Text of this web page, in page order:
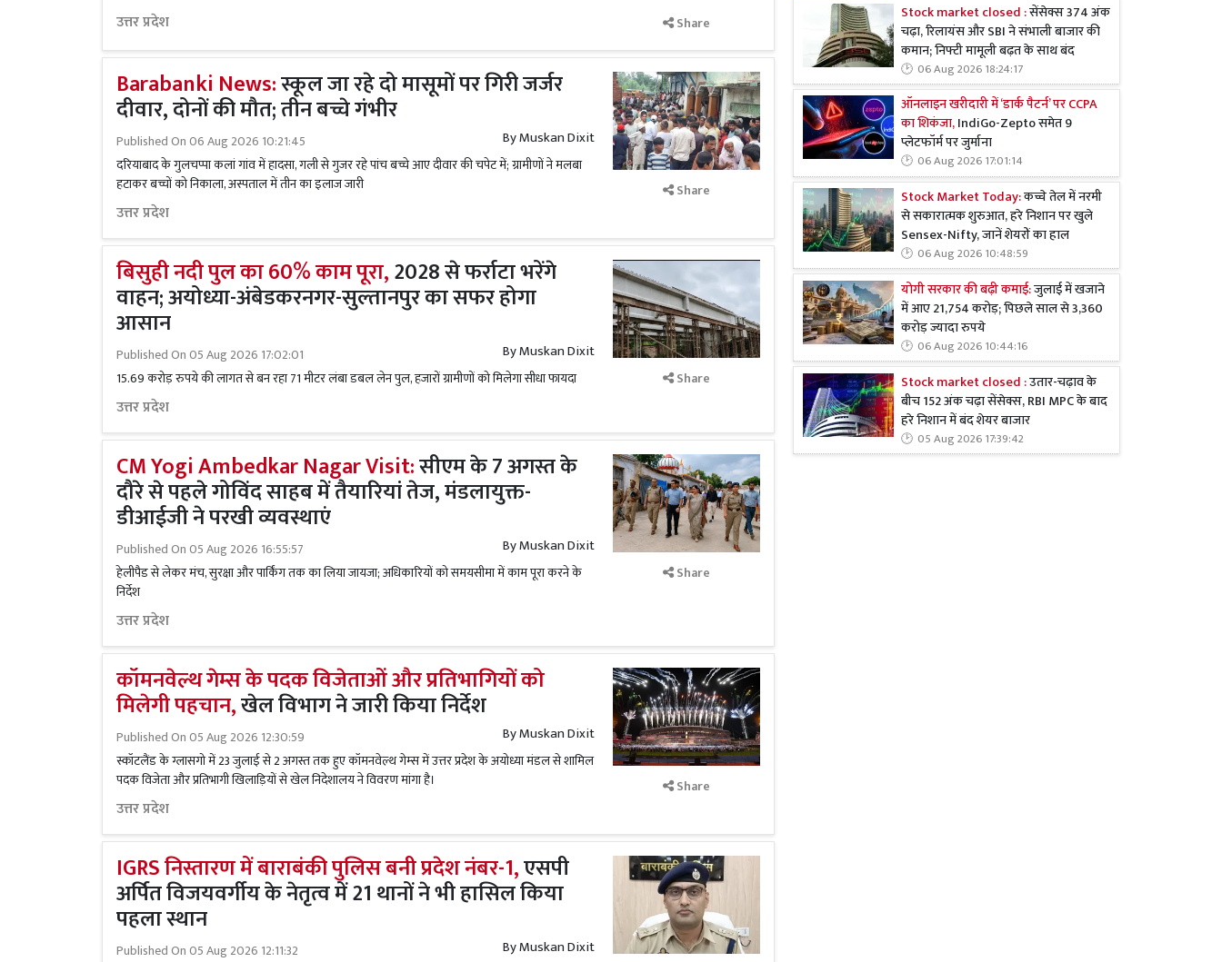
उत्तर प्रदेश Share
Barabanki News:स्कूल जा रहे दो मासूमों पर गिरी जर्जर
दीवार, दोनों की मौत; तीन बच्चे गंभीर
Published On06 Aug 2026 10:21:45 ByMuskan Dixit
दरियाबाद के गुलचप्पा कलां गांव में हादसा, गली से गुजर रहे पांच बच्चे आए दीवार की चपेट में; ग्रामीणों ने मलबा
हटाकर बच्चों को निकाला, अस्पताल में तीन का इलाज जारी
उत्तर प्रदेश
Share
बिसुही नदी पुल का 60% काम पूरा,2028 से फर्राटा भरेंगे
वाहन; अयोध्या-अंबेडकरनगर-सुल्तानपुर का सफर होगा
आसान
Published On05 Aug 2026 17:02:01 ByMuskan Dixit
15.69 करोड़ रुपये की लागत से बन रहा 71 मीटर लंबा डबल लेन पुल, हजारों ग्रामीणों को मिलेगा सीधा फायदा
उत्तर प्रदेश
Share
CM Yogi Ambedkar Nagar Visit:सीएम के 7 अगस्त के
दौरे से पहले गोविंद साहब में तैयारियां तेज, मंडलायुक्त-
डीआईजी ने परखी व्यवस्थाएं
Published On05 Aug 2026 16:55:57 ByMuskan Dixit
हेलीपैड से लेकर मंच, सुरक्षा और पार्किंग तक का लिया जायजा; अधिकारियों को समयसीमा में काम पूरा करने के
निर्देश
उत्तर प्रदेश
Share
कॉमनवेल्थ गेम्स के पदक विजेताओं और प्रतिभागियों को
मिलेगी पहचान,खेल विभाग ने जारी किया निर्देश
Published On05 Aug 2026 12:30:59 ByMuskan Dixit
स्कॉटलैंड के ग्लासगो में 23 जुलाई से 2 अगस्त तक हुए कॉमनवेल्थ गेम्स में उत्तर प्रदेश के अयोध्या मंडल से शामिल
पदक विजेता और प्रतिभागी खिलाड़ियों से खेल निदेशालय ने विवरण मांगा है।
उत्तर प्रदेश
Share
IGRS निस्तारण में बाराबंकी पुलिस बनी प्रदेश नंबर-1,एसपी
अर्पित विजयवर्गीय के नेतृत्व में 21 थानों ने भी हासिल किया
पहला स्थान
Published On05 Aug 2026 12:11:32 ByMuskan Dixit
Stock market closed :सेंसेक्स 374 अंक
चढ़ा, रिलायंस और SBI ने संभाली बाजार की
कमान; निफ्टी मामूली बढ़त के साथ बंद
06 Aug 2026 18:24:17
ऑनलाइन खरीदारी में ‘डार्क पैटर्न’ पर CCPA
का शिकंजा,IndiGo-Zepto समेत 9
प्लेटफॉर्म पर जुर्माना
06 Aug 2026 17:01:14
Stock Market Today:कच्चे तेल में नरमी
से सकारात्मक शुरुआत, हरे निशान पर खुले
Sensex-Nifty, जानें शेयरों का हाल
06 Aug 2026 10:48:59
योगी सरकार की बढ़ी कमाई:जुलाई में खजाने
में आए 21,754 करोड़; पिछले साल से 3,360
करोड़ ज्यादा रुपये
06 Aug 2026 10:44:16
Stock market closed :उतार-चढ़ाव के
बीच 152 अंक चढ़ा सेंसेक्स, RBI MPC के बाद
हरे निशान में बंद शेयर बाजार
05 Aug 2026 17:39:42